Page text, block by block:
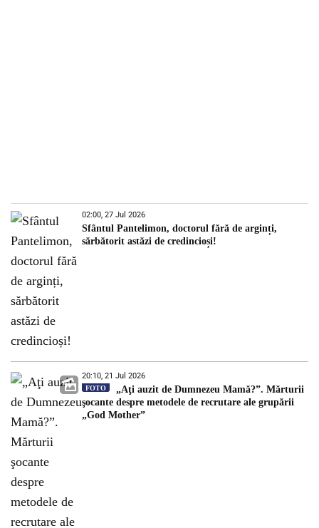
02:00, 27 Jul 2026
Sfântul Pantelimon, doctorul fără de arginți,
sărbătorit astăzi de credincioși!
20:10, 21 Jul 2026
FOTO
„Aţi auzit de Dumnezeu Mamă?”. Mărturii
şocante despre metodele de recrutare ale grupării
„God Mother”